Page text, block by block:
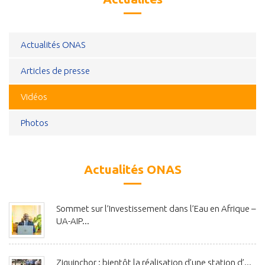
Actualités ONAS
Articles de presse
Vidéos
Photos
Actualités ONAS
Sommet sur l’Investissement dans l’Eau en Afrique –
UA-AIP...
Ziguinchor : bientôt la réalisation d’une station d’...